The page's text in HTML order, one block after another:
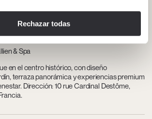
Rechazar todas
Bordeaux, Francia.
& Spa
en el centro histórico, con diseño
terraza panorámica y experiencias premium
Dirección: 10 rue Cardinal Destôme,